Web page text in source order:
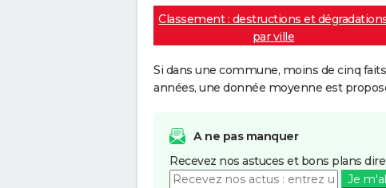
Classement : destructions et
par ville
Si dans une commune, moins de cinq
années, une donnée moyenne est
A ne pas manquer
Recevez nos astuces et bons plans
Je